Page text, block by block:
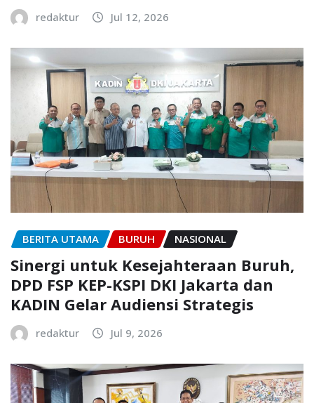
redaktur Jul 12, 2026
BERITA UTAMA BURUH NASIONAL
Sinergi untuk Kesejahteraan Buruh,
DPD FSP KEP-KSPI DKI Jakarta dan
KADIN Gelar Audiensi Strategis
redaktur Jul 9, 2026